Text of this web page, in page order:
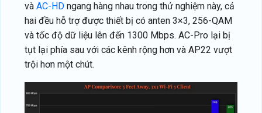
và AC-HD ngang hàng nhau trong thử nghiệm này, cả
hai đều hỗ trợ được thiết bị có anten 3×3, 256-QAM
và tốc độ dữ liệu lên đến 1300 Mbps. AC-Pro lại bị
tụt lại phía sau với các kênh rộng hơn và AP22 vượt
trội hơn một chút.